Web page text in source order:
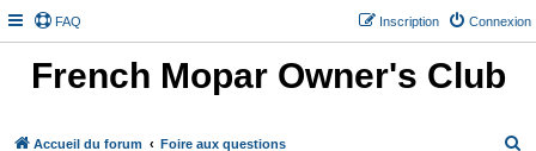
FAQ Connexion
Inscription
French Mopar Owner's Club
Accueil du forum Foire aux questions